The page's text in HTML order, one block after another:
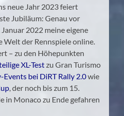
neue Jahr 2023 feiert
Jubiläum: Genau vor
2022 meine eigene
Welt der Rennspiele online.
– zu den Höhepunkten
XL-Testzu Gran Turismo
bei DiRT Rally 2.0wie
, der noch bis zum 15.
in Monaco zu Ende gefahren